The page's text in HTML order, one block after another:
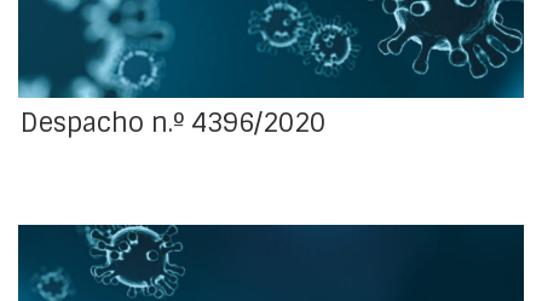
Despacho n.º 4396/2020